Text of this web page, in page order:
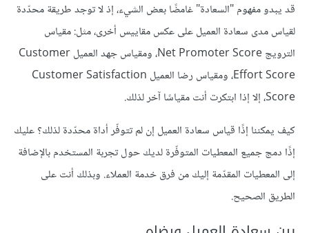
قد يبدو مفهوم "السعادة" غامضًا بعض الشيء، إذ لا توجد طريقة محدّدة
لقياس مدى سعادة العميل على عكس مقاييس أخرى، مثل: مقياس
الترويج Net Promoter Score، ومقياس جهد العميل Customer
Effort Score، ومقياس رضا العميل Customer Satisfaction
Score، إلا إذا ابتكرت أنت مقياسًا آخر لذلك.
كيف يمكننا إذًا قياس سعادة العميل إن لم تتوفّر أداة محدّدة لذلك؟ عليك
إذًا دمج جميع المعطيات المتوفّرة لديك حول تجربة المستخدم بالإضافة
إلى المعطيات المقدّمة إليك من فرق خدمة العملاء. وبذلك أنت على
الطريق الصحيح.